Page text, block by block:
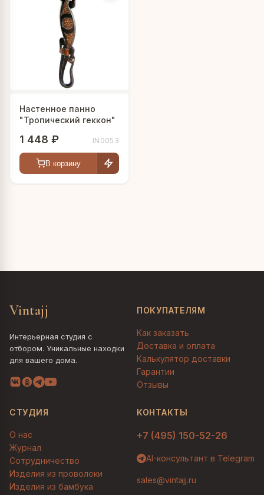
Настенное панно
"Тропический геккон"
1 448 ₽ IN0053
В корзину
Vintajj
Интерьерная студия с
отбором. Уникальные находки
для вашего дома.
ПОКУПАТЕЛЯМ
Как заказать
Доставка и оплата
Калькулятор доставки
Гарантии
Отзывы
СТУДИЯ
О нас
Журнал
Сотрудничество
Изделия из проволоки
Изделия из бамбука
КОНТАКТЫ
+7 (495) 150-52-26
AI-консультант в Telegram
sales@vintajj.ru